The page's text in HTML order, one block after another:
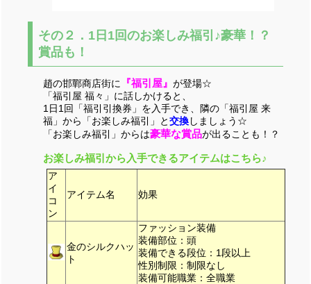
その２．1日1回のお楽しみ福引♪豪華！？
賞品も！
趙の邯鄲商店街に 『福引屋』が登場☆
「福引屋 福々」に話しかけると、
1日1回「福引引換券」を入手でき、隣の「福引屋 来
福」から「お楽しみ福引」と交換しましょう☆
「お楽しみ福引」からは豪華な賞品が出ることも！？
お楽しみ福引から入手できるアイテムはこちら♪
ア
イ
コ
ン
アイテム名 効果
金のシルクハッ
ト
ファッション装備
装備部位：頭
装備できる段位：1段以上
性別制限：制限なし
装備可能職業：全職業